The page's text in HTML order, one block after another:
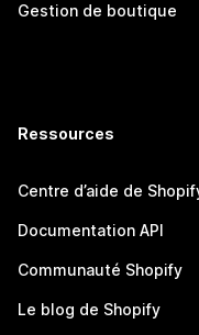
Gestion de boutique
Ressources
Centre d’aide de
Documentation API
Communauté Shopify
Le blog de Shopify